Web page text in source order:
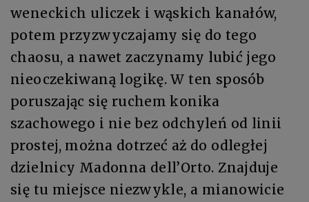
weneckich uliczek i wąskich kanałów,
potem przyzwyczajamy się do tego
chaosu, a nawet zaczynamy lubić jego
nieoczekiwaną logikę. W ten sposób
poruszając się ruchem konika
szachowego i nie bez odchyleń od linii
prostej, można dotrzeć aż do odległej
dzielnicy Madonna dell’Orto. Znajduje
się tu miejsce niezwykle, a mianowicie